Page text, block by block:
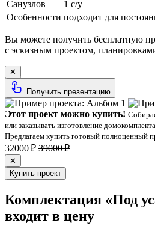
Санузлов
1 с/у
Особенности подходит для
Вы можете получить бесплатную
с эскизным проектом,
✕
Получить презентацию
Этот проект можно купить!
или заказывать изготовление
Предлагаем купить готовый полноценный
32000 ₽ 39000 ₽
✕
Купить проект
Комплектация «Под
входит в цену